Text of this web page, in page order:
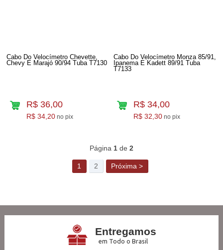
Cabo Do Velocímetro Chevette,
Chevy E Marajó 90/94 Tuba T7130
R$ 36,00
R$ 34,20 no pix
Cabo Do Velocímetro Monza 85/91,
Ipanema E Kadett 89/91 Tuba
T7133
R$ 34,00
R$ 32,30 no pix
Página 1de 2
1 2 Próxima >
Entregamos
em Todo o Brasil